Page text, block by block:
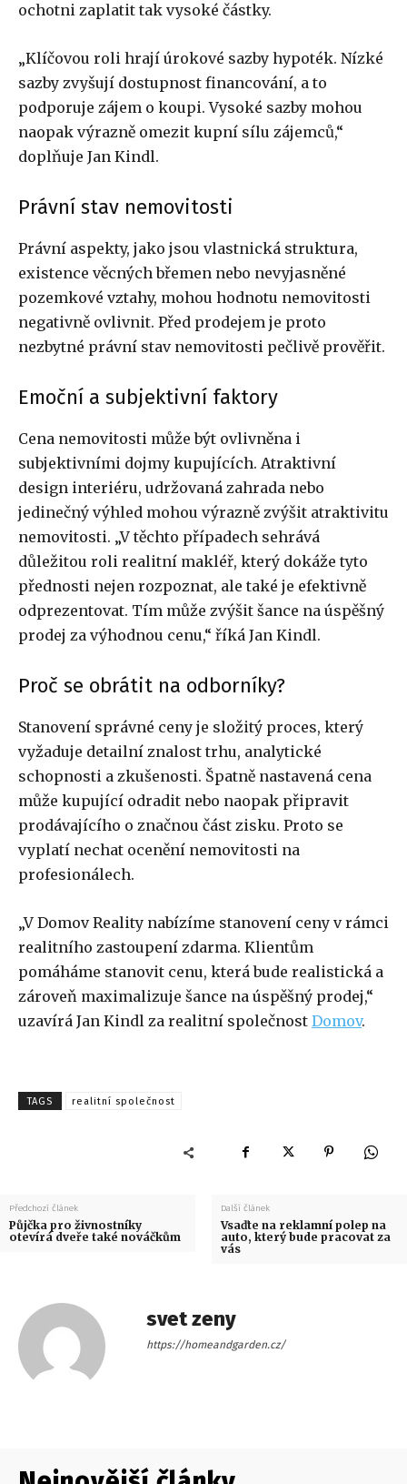
ochotni zaplatit tak vysoké částky.
„Klíčovou roli hrají úrokové sazby hypoték. Nízké
sazby zvyšují dostupnost financování, a to
podporuje zájem o koupi. Vysoké sazby mohou
naopak výrazně omezit kupní sílu zájemců,“
doplňuje Jan Kindl.
Právní stav nemovitosti
Právní aspekty, jako jsou vlastnická struktura,
existence věcných břemen nebo nevyjasněné
pozemkové vztahy, mohou hodnotu nemovitosti
negativně ovlivnit. Před prodejem je proto
nezbytné právní stav nemovitosti pečlivě prověřit.
Emoční a subjektivní faktory
Cena nemovitosti může být ovlivněna i
subjektivními dojmy kupujících. Atraktivní
design interiéru, udržovaná zahrada nebo
jedinečný výhled mohou výrazně zvýšit atraktivitu
nemovitosti. „V těchto případech sehrává
důležitou roli realitní makléř, který dokáže tyto
přednosti nejen rozpoznat, ale také je efektivně
odprezentovat. Tím může zvýšit šance na úspěšný
prodej za výhodnou cenu,“ říká Jan Kindl.
Proč se obrátit na odborníky?
Stanovení správné ceny je složitý proces, který
vyžaduje detailní znalost trhu, analytické
schopnosti a zkušenosti. Špatně nastavená cena
může kupující odradit nebo naopak připravit
prodávajícího o značnou část zisku. Proto se
vyplatí nechat ocenění nemovitosti na
profesionálech.
„V Domov Reality nabízíme stanovení ceny v rámci
realitního zastoupení zdarma. Klientům
pomáháme stanovit cenu, která bude realistická a
zároveň maximalizuje šance na úspěšný prodej,“
uzavírá Jan Kindl za realitní společnost Domov.
TAGS realitní společnost
Předchozí článek
Půjčka pro živnostníky
otevírá dveře také nováčkům
Další článek
Vsaďte na reklamní polep na
auto, který bude pracovat za
vás
svet zeny
https://homeandgarden.cz/